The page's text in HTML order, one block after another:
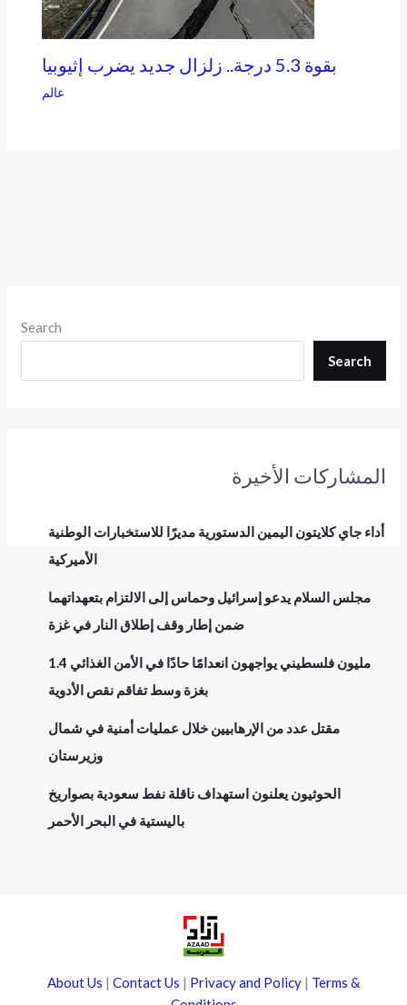
Search
Search
المشاركات الأخيرة
أداء جاي كلايتون اليمين الدستورية مديرًا للاستخبارات الوطنية
الأميركية
مجلس السلام يدعو إسرائيل وحماس إلى الالتزام بتعهداتهما
ضمن إطار وقف إطلاق النار في غزة
1.4 مليون فلسطيني يواجهون انعدامًا حادًا في الأمن الغذائي
بغزة وسط تفاقم نقص الأدوية
مقتل عدد من الإرهابيين خلال عمليات أمنية في شمال
وزيرستان
الحوثيون يعلنون استهداف ناقلة نفط سعودية بصواريخ
باليستية في البحر الأحمر
بقوة 5.3 درجة.. زلزال جديد يضرب إثيوبيا
عالم
About Us | Contact Us | Privacy and Policy | Terms &